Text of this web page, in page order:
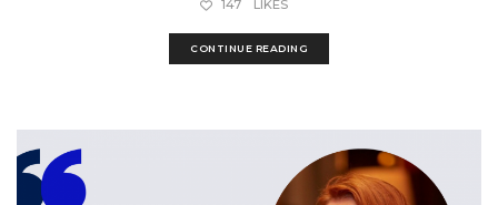
147 LIKES
CONTINUE READING